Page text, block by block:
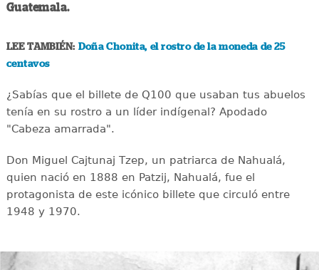
Guatemala.
LEE TAMBIÉN: Doña Chonita, el rostro de la moneda de 25
centavos
¿Sabías que el billete de Q100 que usaban tus abuelos
tenía en su rostro a un líder indígenal? Apodado
"Cabeza amarrada".
Don Miguel Cajtunaj Tzep, un patriarca de Nahualá,
quien nació en 1888 en Patzij, Nahualá, fue el
protagonista de este icónico billete que circuló entre
1948 y 1970.